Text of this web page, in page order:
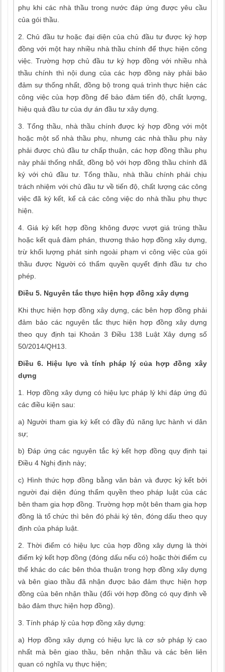
phụ khi các nhà thầu trong nước đáp ứng được yêu cầu
của gói thầu.
2. Chủ đầu tư hoặc đại diện của chủ đầu tư được ký hợp
đồng với một hay nhiều nhà thầu chính để thực hiện công
việc. Trường hợp chủ đầu tư ký hợp đồng với nhiều nhà
thầu chính thì nội dung của các hợp đồng này phải bảo
đảm sự thống nhất, đồng bộ trong quá trình thực hiện các
công việc của hợp đồng để bảo đảm tiến độ, chất lượng,
hiệu quả đầu tư của dự án đầu tư xây dựng.
3. Tổng thầu, nhà thầu chính được ký hợp đồng với một
hoặc một số nhà thầu phụ, nhưng các nhà thầu phụ này
phải được chủ đầu tư chấp thuận, các hợp đồng thầu phụ
này phải thống nhất, đồng bộ với hợp đồng thầu chính đã
ký với chủ đầu tư. Tổng thầu, nhà thầu chính phải chịu
trách nhiệm với chủ đầu tư về tiến độ, chất lượng các công
việc đã ký kết, kể cả các công việc do nhà thầu phụ thực
hiện.
4. Giá ký kết hợp đồng không được vượt giá trúng thầu
hoặc kết quả đàm phán, thương thảo hợp đồng xây dựng,
trừ khối lượng phát sinh ngoài phạm vi công việc của gói
thầu được Người có thẩm quyền quyết định đầu tư cho
phép.
Điều 5. Nguyên tắc thực hiện hợp đồng xây dựng
Khi thực hiện hợp đồng xây dựng, các bên hợp đồng phải
đảm bảo các nguyên tắc thực hiện hợp đồng xây dựng
theo quy định tại Khoản 3 Điều 138 Luật Xây dựng số
50/2014/QH13.
Điều 6. Hiệu lực và tính pháp lý của hợp đồng xây
dựng
1. Hợp đồng xây dựng có hiệu lực pháp lý khi đáp ứng đủ
các điều kiện sau:
a) Người tham gia ký kết có đầy đủ năng lực hành vi dân
sự;
b) Đáp ứng các nguyên tắc ký kết hợp đồng quy định tại
Điều 4 Nghị định này;
c) Hình thức hợp đồng bằng văn bản và được ký kết bởi
người đại diện đúng thẩm quyền theo pháp luật của các
bên tham gia hợp đồng. Trường hợp một bên tham gia hợp
đồng là tổ chức thì bên đó phải ký tên, đóng dấu theo quy
định của pháp luật.
2. Thời điểm có hiệu lực của hợp đồng xây dựng là thời
điểm ký kết hợp đồng (đóng dấu nếu có) hoặc thời điểm cụ
thể khác do các bên thỏa thuận trong hợp đồng xây dựng
và bên giao thầu đã nhận được bảo đảm thực hiện hợp
đồng của bên nhận thầu (đối với hợp đồng có quy định về
bảo đảm thực hiện hợp đồng).
3. Tính pháp lý của hợp đồng xây dựng:
a) Hợp đồng xây dựng có hiệu lực là cơ sở pháp lý cao
nhất mà bên giao thầu, bên nhận thầu và các bên liên
quan có nghĩa vụ thực hiện;